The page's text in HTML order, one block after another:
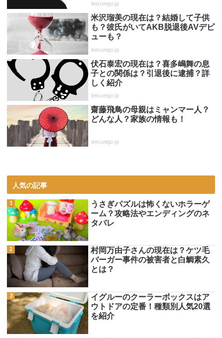
leisurego.jp
米沢瑠美の現在は？結婚して子供
も？彼氏がいてAKB脱退後AVデビ
ューも？
leisurego.jp
伏石泰宏の現在は？喜多嶋舞の息
子との関係は？引退後に逮捕？詳
しく紹介
leisurego.jp
齋藤飛鳥の母親はミャンマー人？
どんな人？家族の情報も！
leisurego.jp
人気の記事
うさぎパズルは怖くないホラーゲ
ーム？攻略法やエンディングのネ
タバレ
村岡万由子さんの現在は？ケツ毛
バーガー事件の被害者と白鯛素久
とは？
イグルーのクーラーボックスはア
ウトドアの定番！種類別人気20選
を紹介